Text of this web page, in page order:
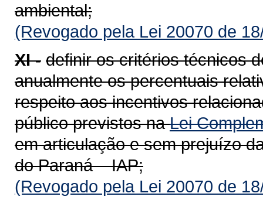
ambiental;
(Revogado pela Lei 20070 de
XI - definir os critérios técnicos
anualmente os percentuais
respeito aos incentivos
público previstos naLei
em articulação e sem prejuízo
do Paraná – IAP;
(Revogado pela Lei 20070 de